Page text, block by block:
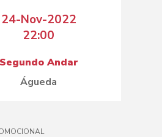
24-Nov-2022
22:00
Segundo Andar
Águeda